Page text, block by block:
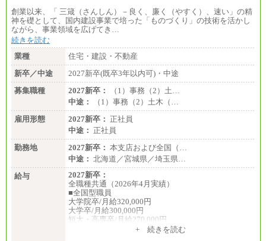
※詳細はJTBキャリアサイトよりご確認ください。
■(株)JTBデータサービス ※2027年新卒募集終了
※詳細はJTBキャリアサイトよりご確認ください。
■I&Jデジタルイノベーション(株)
総合職 月給224,500～242,600円＋地域手当
※詳細はJTBキャリアサイトよりご確認ください。
＜有期社員コース＞
■(株)JTBビジネストランスフォーム
有期契約職 月給185,000～195,000円
※詳細はJTBキャリアサイトよりご確認ください。
■(株)JTBパブリッシング ※2027年新卒募集終了
総合職 月給241,000円
中途：
①月給227,000円以上
②月給212,000円以上
③月給172,500円以上
④月給23万円～37万円
⑤月給20万円～25万円
⑥月給33万円～48万円
⑦月給271,000円以上
⑧～⑮月給200,000円〜月給400,000円
創業以来、「 三箴（さんしん）－良く、廉く（やすく）、速い」の精
神を礎として、国内建設事業で培った「ものづくり」の技術を活かし
ながら、事業領域を広げてき…
続きを読む
業種
住宅・建設・不動産
新卒／中途
2027新卒(既卒3年以内可)・中途
募集職種
2027新卒：
（1）事務（2）土…
中途：
（1）事務（2）土木（…
雇用形態
2027新卒： 正社員
中途： 正社員
勤務地
2027新卒： 本支店および全国（…
中途： 北海道／宮城県／埼玉県…
給与
2027新卒：
全職種共通（2026年4月実績）
■全国型職員
大学院卒/月給320,000円
大学卒/月給300,000円
短大・高専卒/月給270,000円
+ 続きを読む